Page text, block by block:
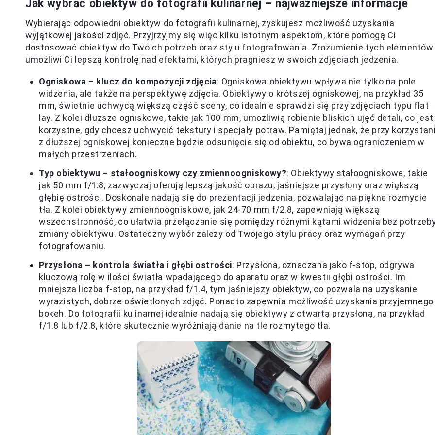
Jak wybrać obiektyw do fotografii kulinarnej – najważniejsze informacje
Wybierając odpowiedni obiektyw do fotografii kulinarnej, zyskujesz możliwość uzyskania
wyjątkowej jakości zdjęć. Przyjrzyjmy się więc kilku istotnym aspektom, które pomogą Ci
dostosować obiektyw do Twoich potrzeb oraz stylu fotografowania. Zrozumienie tych elementów
umożliwi Ci lepszą kontrolę nad efektami, których pragniesz w swoich zdjęciach jedzenia.
Ogniskowa – klucz do kompozycji zdjęcia: Ogniskowa obiektywu wpływa nie tylko na pole
widzenia, ale także na perspektywę zdjęcia. Obiektywy o krótszej ogniskowej, na przykład 35
mm, świetnie uchwycą większą część sceny, co idealnie sprawdzi się przy zdjęciach typu flat
lay. Z kolei dłuższe ogniskowe, takie jak 100 mm, umożliwią robienie bliskich ujęć detali, co jest
korzystne, gdy chcesz uchwycić tekstury i specjały potraw. Pamiętaj jednak, że przy
z dłuższej ogniskowej konieczne będzie odsunięcie się od obiektu, co bywa ograniczeniem w
małych przestrzeniach.
Typ obiektywu – stałoogniskowy czy zmiennoogniskowy?: Obiektywy stałoogniskowe, takie
jak 50 mm f/1.8, zazwyczaj oferują lepszą jakość obrazu, jaśniejsze przysłony oraz większą
głębię ostrości. Doskonale nadają się do prezentacji jedzenia, pozwalając na piękne rozmycie
tła. Z kolei obiektywy zmiennoogniskowe, jak 24-70 mm f/2.8, zapewniają większą
wszechstronność, co ułatwia przełączanie się pomiędzy różnymi kątami widzenia bez
zmiany obiektywu. Ostateczny wybór zależy od Twojego stylu pracy oraz wymagań przy
fotografowaniu.
Przysłona – kontrola światła i głębi ostrości: Przysłona, oznaczana jako f-stop, odgrywa
kluczową rolę w ilości światła wpadającego do aparatu oraz w kwestii głębi ostrości. Im
mniejsza liczba f-stop, na przykład f/1.4, tym jaśniejszy obiektyw, co pozwala na uzyskanie
wyrazistych, dobrze oświetlonych zdjęć. Ponadto zapewnia możliwość uzyskania przyjemnego
bokeh. Do fotografii kulinarnej idealnie nadają się obiektywy z otwartą przysłoną, na przykład
f/1.8 lub f/2.8, które skutecznie wyróżniają danie na tle rozmytego tła.